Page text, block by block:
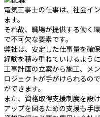
電気工事士の仕事は、社会イ
ます。
それ故、職場が提供する働く
で不可欠な要素です。
弊社は、安定した仕事量を確
経験を積み重ねていけるよう
工事計画の立案から施工、メ
ロジェクトが手がけられるの
ができます。
また、資格取得支援制度を設
アップを図るための支援も手